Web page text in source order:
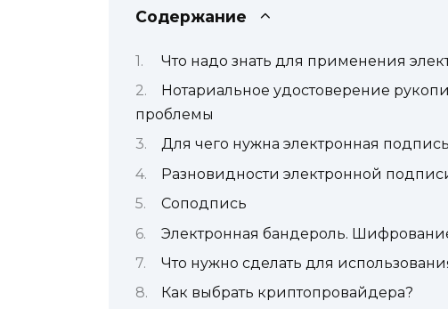
Содержание
Что надо знать для применения
Нотариальное удостоверение
проблемы
Для чего нужна электронная
Разновидности электронной
Соподпись
Электронная бандероль.
Что нужно сделать для
Как выбрать криптопровайдера?